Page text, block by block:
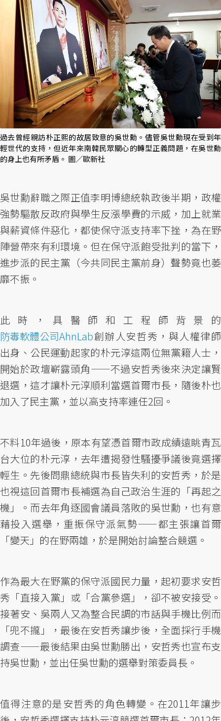
過去曾經親訪朴正熙的故居致意的吳世勳。儘管吳世勳現在受到年
輕世代的支持，但近年來南韓民眾關心的轉型正義問題，在吳世勳
的身上也有所矛盾。 圖／歐新社
吳世勳辭職之際正值李明博總統執政後半期，政權
強勢驅散反政府與學生反漲學費的示威，加上就業
與薪資條件惡化，都使保守派支持率下挫，為在野
陣營帶來有利環境。但在保守派飽受批判的當下，
進步派的民主黨（今共同民主黨前身）聲勢竟也萎
靡不振。
此時，具醫師和工程師背景的
防毒軟體公司AhnLab創辦人安哲秀，與人權律師
出身、公民運動起家的朴元淳這兩位無黨籍人士，
開始於政壇嶄露頭角——不過安哲秀後來決定讓賢
退選，這才讓朴元淳順利當選首爾市長，隨後朴也
加入了民主黨，並以高支持率連任2回。
不料10年過後，原本有望憑首爾市政成績遠眺青瓦
台大位的朴元淳，去年遭揭發性騷擾爭議後竟選擇
輕生。先後問鼎總統與市長皆失利的安哲秀，於是
也視這回首爾市長補選為自己政治生涯的「再起之
機」。而去年角逐國會議員落敗的吳世勳，也有意
藉投入選舉，重振保守派氣勢——都主張讓首爾
「變天」的在野兩雄，於是開始討論整合競選。
作為最大在野黨的保守派國民力量，起初要求安哲
秀「直接入黨」或「合黨參選」，卻不被安接受。
接著安、吳兩人又為整合民調的市話與手機比例而
「兜不攏」，最後在安哲秀讓步後，全面採行手機
調查——最後結果由吳世勳勝出，安哲秀也宣布支
持吳世勳，並出任吳世勳的選舉對策委員長。
值得注意的是安哲秀的角色轉變。在2011年讓步